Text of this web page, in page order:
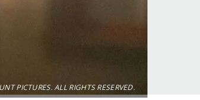
PICTURES. ALL RIGHTS RESERVED.